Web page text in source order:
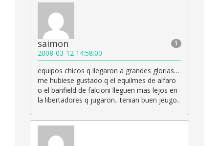
1
saimon
2008-03-12 14:58:00
equipos chicos q llegaron a grandes glorias…
me hubiese gustado q el equilmes de alfaro
o el banfield de falcioni lleguen mas lejos en
la libertadores q jugaron.. tenian buen jeugo..